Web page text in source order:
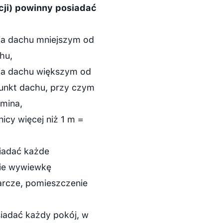
powinny posiadać
dachu mniejszym od
dachu większym od
dachu, przy czym
więcej niż 1 m =
każde
wywiewkę
pomieszczenie
każdy pokój, w